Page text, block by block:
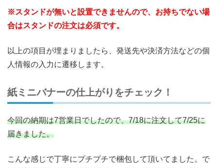
※スタンドが無いと設置できませんので、お持ちでない場
合はスタンドの注文は必須です。
以上の項目が埋まりましたら、発送先や決済方法などの個
人情報の入力に遷移します。
紙ミニバナーの仕上がりをチェック！
今回の納期は7営業日でしたので、7/18に注文して7/25に
届きました。
こんな感じで丁寧にプチプチで梱包して頂いてました。で